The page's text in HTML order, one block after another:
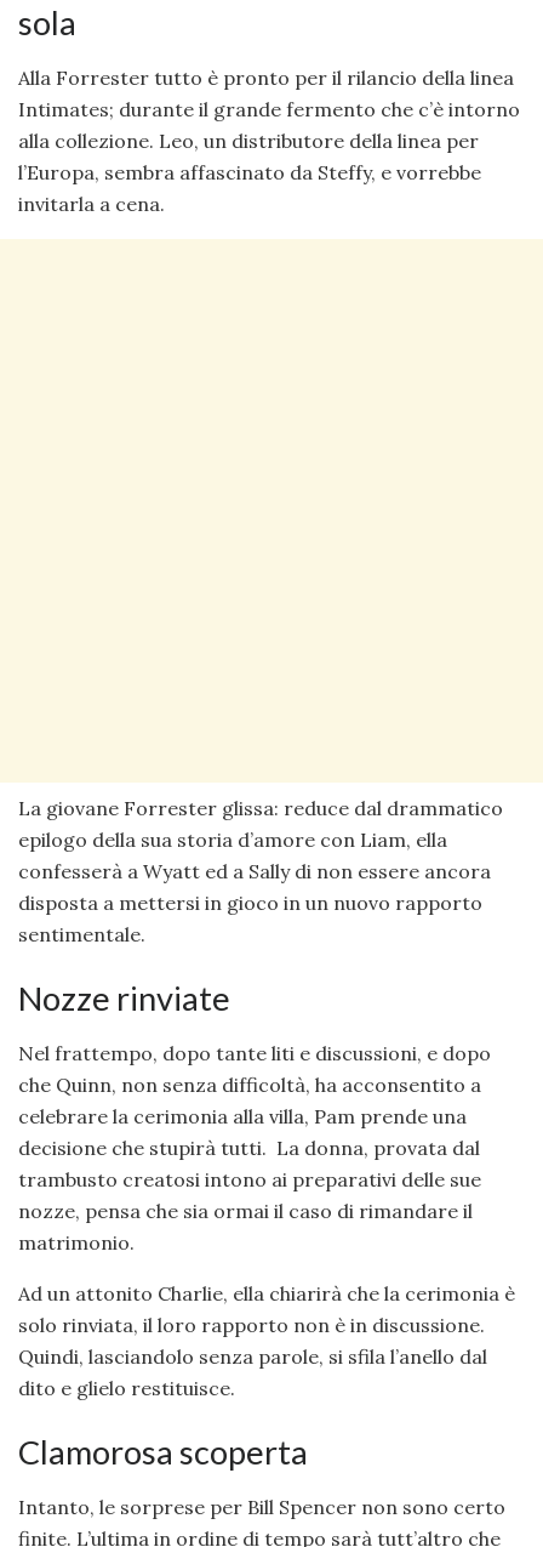
sola
Alla Forrester tutto è pronto per il rilancio della linea
Intimates; durante il grande fermento che c’è intorno
alla collezione. Leo, un distributore della linea per
l’Europa, sembra affascinato da Steffy, e vorrebbe
invitarla a cena.
La giovane Forrester glissa: reduce dal drammatico
epilogo della sua storia d’amore con Liam, ella
confesserà a Wyatt ed a Sally di non essere ancora
disposta a mettersi in gioco in un nuovo rapporto
sentimentale.
Nozze rinviate
Nel frattempo, dopo tante liti e discussioni, e dopo
che Quinn, non senza difficoltà, ha acconsentito a
celebrare la cerimonia alla villa, Pam prende una
decisione che stupirà tutti. La donna, provata dal
trambusto creatosi intono ai preparativi delle sue
nozze, pensa che sia ormai il caso di rimandare il
matrimonio.
Ad un attonito Charlie, ella chiarirà che la cerimonia è
solo rinviata, il loro rapporto non è in discussione.
Quindi, lasciandolo senza parole, si sfila l’anello dal
dito e glielo restituisce.
Clamorosa scoperta
Intanto, le sorprese per Bill Spencer non sono certo
finite. L’ultima in ordine di tempo sarà tutt’altro che